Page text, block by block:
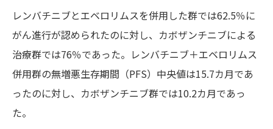
レンバチニブとエベロリムスを併用した群では62.5％に
がん進行が認められたのに対し、カボザンチニブによる
治療群では76％であった。レンバチニブ＋エベロリムス
併用群の無増悪生存期間（PFS）中央値は15.7カ月であ
ったのに対し、カボザンチニブ群では10.2カ月であっ
た。